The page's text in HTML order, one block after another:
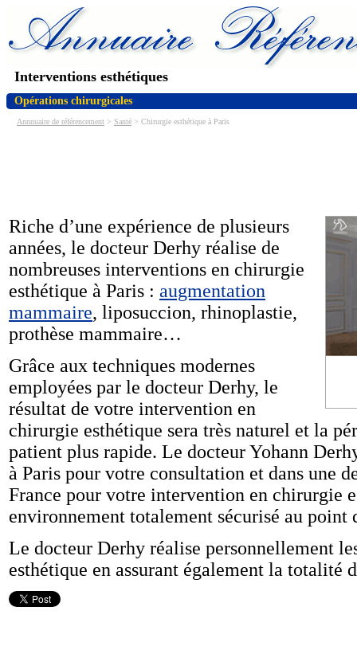
Interventions esthétiques
Opérations chirurgicales
Annnuaire de référencement > Santé > Chirurgie esthétique à Paris
Riche d’une expérience de plusieurs
années, le docteur Derhy réalise de
nombreuses interventions en chirurgie
esthétique à Paris : augmentation
mammaire, liposuccion, rhinoplastie,
prothèse mammaire…
Grâce aux techniques modernes
employées par le docteur Derhy, le
résultat de votre intervention en
chirurgie esthétique sera très naturel et la
patient plus rapide. Le docteur Yohann
à Paris pour votre consultation et dans une
France pour votre intervention en chirurgie
environnement totalement sécurisé au point
Le docteur Derhy réalise personnellement
esthétique en assurant également la totalité